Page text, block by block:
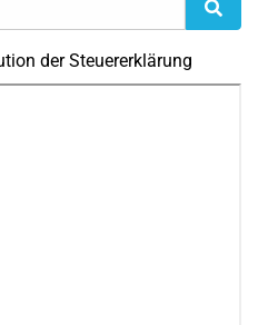
der Steuererklärung